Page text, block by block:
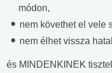
módon,
nem követhet el vele
nem élhet vissza
és MINDENKINEK